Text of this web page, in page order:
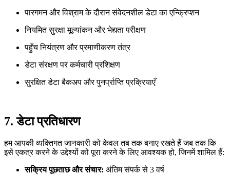
पारगमन और विश्राम के दौरान संवेदनशील डेटा का एन्क्रिप्शन
नियमित सुरक्षा मूल्यांकन और भेद्यता परीक्षण
पहुँच नियंत्रण और प्रमाणीकरण तंत्र
डेटा संरक्षण पर कर्मचारी प्रशिक्षण
सुरक्षित डेटा बैकअप और पुनर्प्राप्ति प्रक्रियाएँ
7. डेटा प्रतिधारण
हम आपकी व्यक्तिगत जानकारी को केवल तब तक बनाए रखते हैं जब तक कि
इसे एकत्र करने के उद्देश्यों को पूरा करने के लिए आवश्यक हो, जिनमें शामिल हैं:
सक्रिय पूछताछ और संचार: अंतिम संपर्क से 3 वर्ष